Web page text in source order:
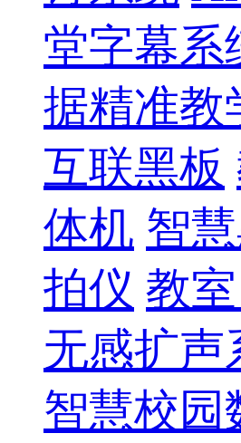
堂字幕系
据精准教
互联黑板
体机 智
拍仪 教
无感扩声
智慧校园